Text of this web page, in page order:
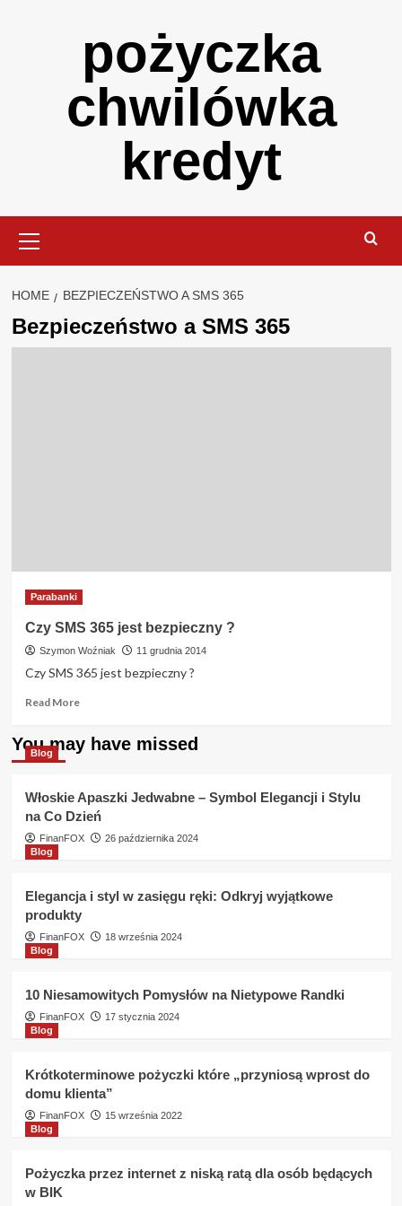
pożyczka
chwilówka
kredyt
Menu
HOME BEZPIECZEŃSTWO A SMS 365
Bezpieczeństwo a SMS 365
Parabanki
Czy SMS 365 jest bezpieczny ?
Szymon Woźniak 11 grudnia 2014
Czy SMS 365 jest bezpieczny ?
Read MoreRead
about
Czy
jest
bezpieczny
?
You may have missed
Blog
Włoskie Apaszki Jedwabne – Symbol Elegancji i Stylu
na Co Dzień
FinanFOX
26 października 2024
Blog
Elegancja i styl w zasięgu ręki: Odkryj wyjątkowe
produkty
FinanFOX
18 września 2024
Blog
10 Niesamowitych Pomysłów na Nietypowe Randki
FinanFOX
17 stycznia 2024
Blog
Krótkoterminowe pożyczki które „przyniosą wprost do
domu klienta”
FinanFOX
15 września 2022
Blog
Pożyczka przez internet z niską ratą dla osób będących
w BIK